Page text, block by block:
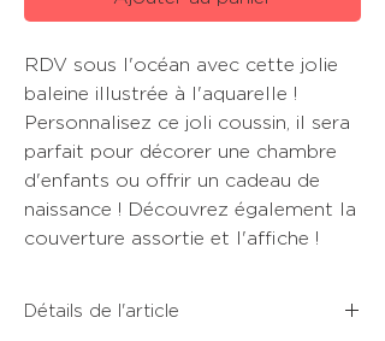
RDV sous l'océan avec cette jolie
baleine illustrée à l'aquarelle !
Personnalisez ce joli coussin, il sera
parfait pour décorer une chambre
d'enfants ou offrir un cadeau de
naissance ! Découvrez également la
couverture assortie et l'affiche !
Détails de l'article